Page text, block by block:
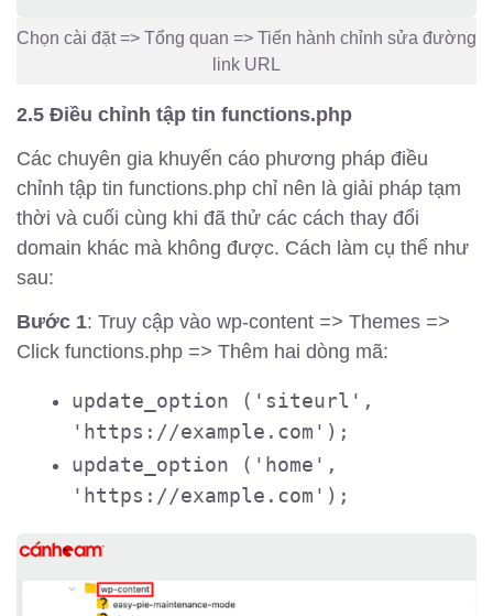
Chọn cài đặt => Tổng quan => Tiến hành chỉnh sửa đường
link URL
2.5 Điều chỉnh tập tin functions.php
Các chuyên gia khuyến cáo phương pháp điều
chỉnh tập tin functions.php chỉ nên là giải pháp tạm
thời và cuối cùng khi đã thử các cách thay đổi
domain khác mà không được. Cách làm cụ thể như
sau:
Bước 1: Truy cập vào wp-content => Themes =>
Click functions.php => Thêm hai dòng mã:
update_option ('siteurl',
'https://example.com');
update_option ('home',
'https://example.com');